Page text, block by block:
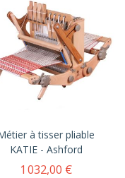
à tisser pliable
KATIE - Ashford
1 032,00 €